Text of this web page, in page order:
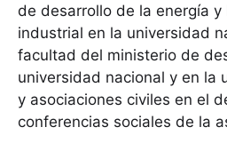
de desarrollo de la energía y
industrial en la universidad
facultad del ministerio de
universidad nacional y en la
y asociaciones civiles en el
conferencias sociales de la